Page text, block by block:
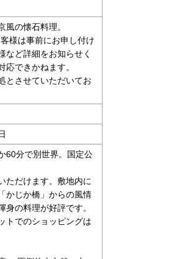
風の懐石料理。
様は事前にお申し付け
など詳細をお知らせく
応できかねます。
とさせていただいてお
60分で別世界。国定公
ただけます。敷地内に
かじか橋」からの風情
身の料理が好評です。
トでのショッピングは